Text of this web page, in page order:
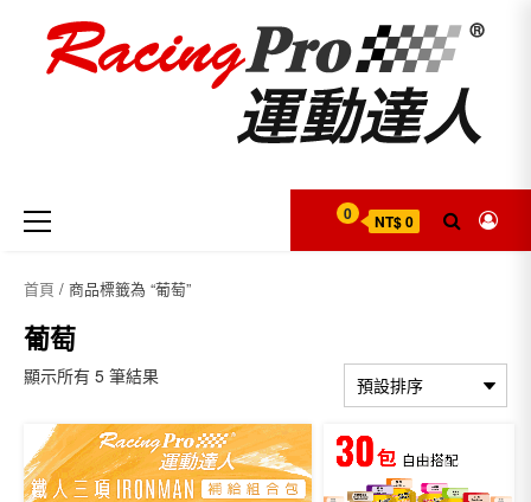
content
Primary
Menu
0 NT$ 0
首頁 / 商品標籤為 “葡萄”
葡萄
顯示所有 5 筆結果